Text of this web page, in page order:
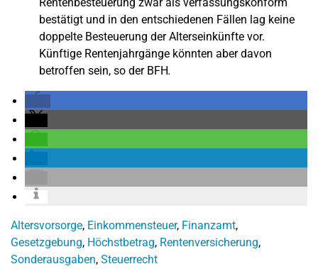
bestätigt und in den entschiedenen Fällen lag keine
doppelte Besteuerung der Alterseinkünfte vor.
Künftige Rentenjahrgänge könnten aber davon
betroffen sein, so der BFH.
Altersvorsorge, Einkommensteuer, Finanzamt,
Gesetzgebung, Höchstbetrag, Rentenversicherung,
Sonderausgaben, Steuerrecht